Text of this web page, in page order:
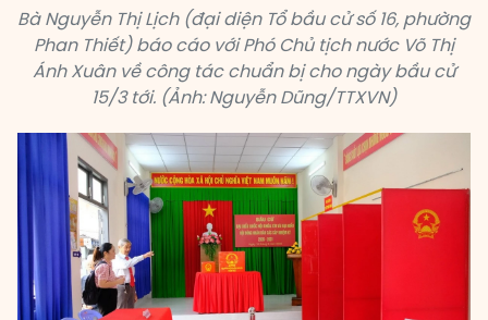
Bà Nguyễn Thị Lịch (đại diện Tổ bầu cử số 16, phường
Phan Thiết) báo cáo với Phó Chủ tịch nước Võ Thị
Ánh Xuân về công tác chuẩn bị cho ngày bầu cử
15/3 tới. (Ảnh: Nguyễn Dũng/TTXVN)